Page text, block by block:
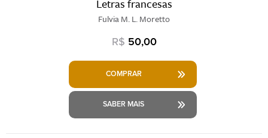
Letras francesas
Fulvia M. L. Moretto
R$ 50,00
COMPRAR
SABER MAIS